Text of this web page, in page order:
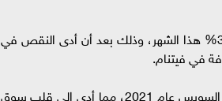
ونتيجة للاضطرابات التجارية، ارتفعت العقود الآجلة للقهوة الممتازة بأكثر من 30% هذا الشهر، وذلك بعد أن أدى النقص في
الجدير بالذكر أن تجارة القهوة تعطلت عبر البحر الأحمر عندما أغلقت سفينة قناة السويس عام 2021، مما أدى إلى قلب سوق